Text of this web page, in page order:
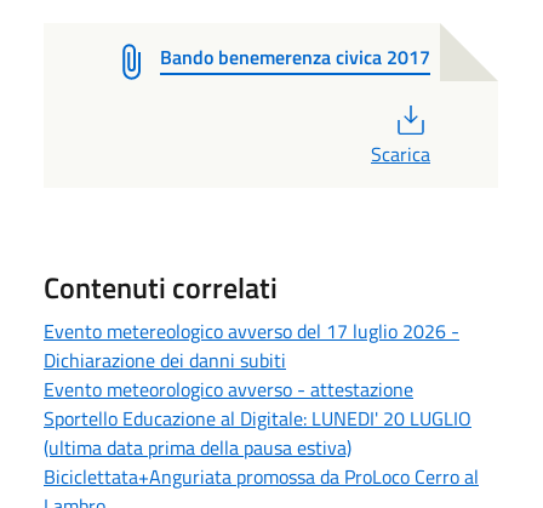
Bando benemerenza civica 2017
Scarica
Contenuti correlati
Evento metereologico avverso del 17 luglio 2026 -
Dichiarazione dei danni subiti
Evento meteorologico avverso - attestazione
Sportello Educazione al Digitale: LUNEDI' 20 LUGLIO
(ultima data prima della pausa estiva)
Biciclettata+Anguriata promossa da ProLoco Cerro al